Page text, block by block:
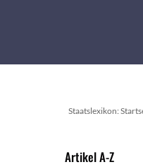
Staatslexikon:
Artikel A-Z